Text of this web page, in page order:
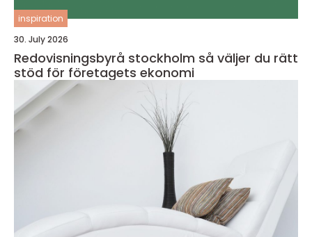
inspiration
30. July 2026
Redovisningsbyrå stockholm så väljer du rätt
stöd för företagets ekonomi